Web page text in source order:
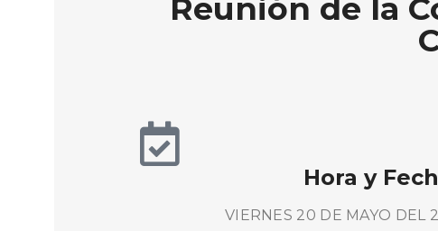
Reunión de la
Hora y
VIERNES 20 DE MAYO DEL